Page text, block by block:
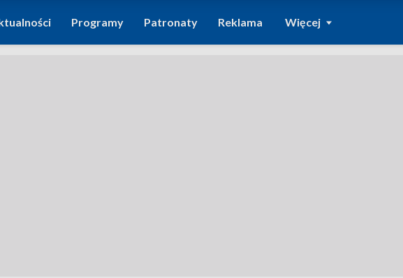
Programy Patronaty Reklama Więcej